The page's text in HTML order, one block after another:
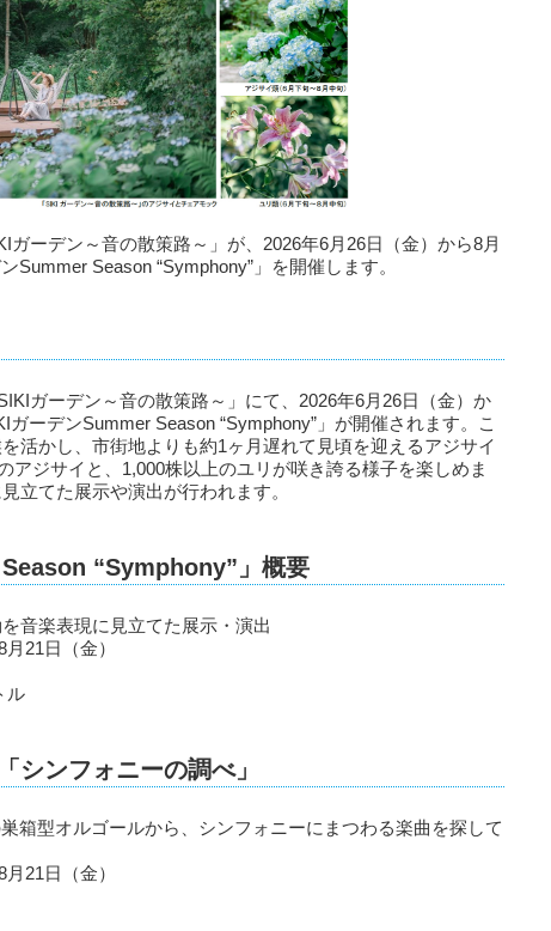
ーデン～音の散策路～」が、2026年6月26日（金）から8月
Summer Season “Symphony”」を開催します。
ガーデン～音の散策路～」にて、2026年6月26日（金）か
ーデンSummer Season “Symphony”」が開催されます。こ
活かし、市街地よりも約1ヶ月遅れて見頃を迎えるアジサイ
アジサイと、1,000株以上のユリが咲き誇る様子を楽しめま
立てた展示や演出が行われます。
“Symphony”」概要
音楽表現に見立てた展示・演出
21日（金）
ル
シンフォニーの調べ」
箱型オルゴールから、シンフォニーにまつわる楽曲を探して
21日（金）